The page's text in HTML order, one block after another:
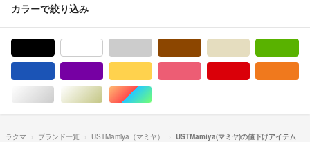
カラーで絞り込み
シルバー/銀色系ゴールド/金色系マルチカラー
ラクマ ブランド一覧 USTMamiya（マミヤ） USTMamiya(マミヤ)の値下げアイテム